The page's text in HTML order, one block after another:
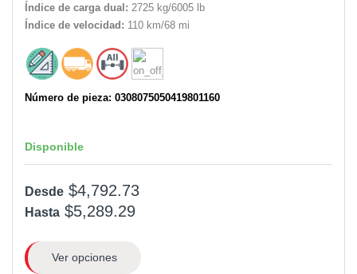
Índice de carga dual: 2725 kg/6005 lb
Índice de velocidad: 110 km/68 mi
Número de pieza: 0308075050419801160
Disponible
Desde $4,792.73
Hasta $5,289.29
Ver opciones